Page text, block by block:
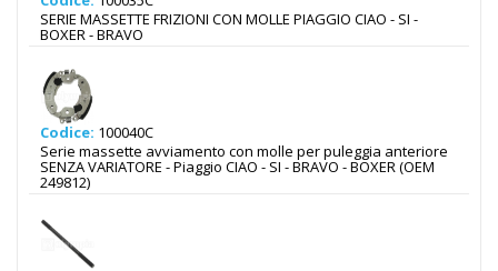
SERIE MASSETTE FRIZIONI CON MOLLE PIAGGIO CIAO - SI -
BOXER - BRAVO
Codice: 100040C
Serie massette avviamento con molle per puleggia anteriore
SENZA VARIATORE - Piaggio CIAO - SI - BRAVO - BOXER (OEM
249812)